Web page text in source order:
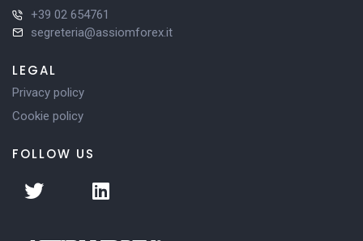
+39 02 654761
segreteria@assiomforex.it
LEGAL
Privacy policy
Cookie policy
FOLLOW US